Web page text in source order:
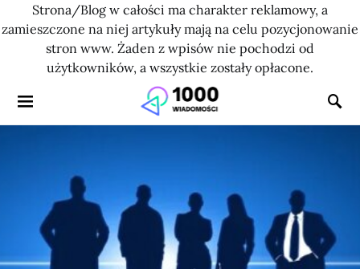
Strona/Blog w całości ma charakter reklamowy, a
zamieszczone na niej artykuły mają na celu pozycjonowanie
stron www. Żaden z wpisów nie pochodzi od
użytkowników, a wszystkie zostały opłacone.